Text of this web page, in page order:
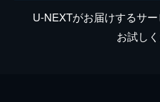
U-NEXTがお届けするサ
お試しく